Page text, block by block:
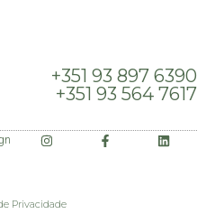
+351 93 897 6390
+351 93 564 7617
Privacidade